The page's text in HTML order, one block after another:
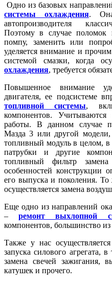
Одно из базовых
системы охлаждения. Она
автопроизводителя
Поэтому в случае поломок
помпу, заменить или
уделяется внимание и
системой смазки, когда
охлаждения, требуется
Повышенное внимание
двигателя, ее подсистеме
топливной системы,
компонентов. Учитываются
работы. В данном случае
Мазда 3 или другой
топливный модуль в целом, в
патрубки и другие
топливный фильтр
особенностей конструкции
его выпуска и поколения. То
осуществляется замена
Еще одно из направлений
–ремонт выхлопной
компонентов, большинство
Также у нас осуществляется
запуска силового агрегата,
замена свечей зажигания,
катушек и прочего.